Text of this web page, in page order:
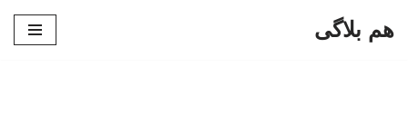
هم بلاگی